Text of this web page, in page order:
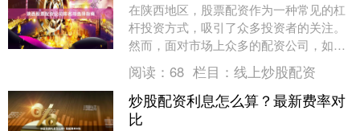
在陕西地区，股票配资作为一种常见的杠
杆投资方式，吸引了众多投资者的关注。
然而，面对市场上众多的配资公司，如何
选择一家正规、安全、服务优质的机构，
成为投资者首要解....
阅读： 68 栏目： 线上炒股配资
炒股配资利息怎么算？最新费率对
比